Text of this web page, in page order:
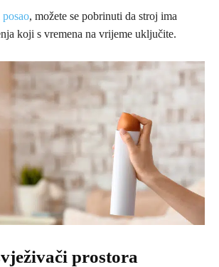
, možete se pobrinuti da stroj ima
koji s vremena na vrijeme uključite.
prostora